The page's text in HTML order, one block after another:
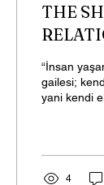
THE
“İnsan
gailesi;
yani kendi
4